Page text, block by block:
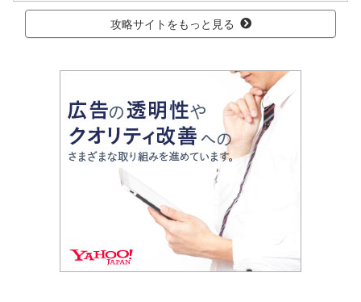
攻略サイトをもっと見る